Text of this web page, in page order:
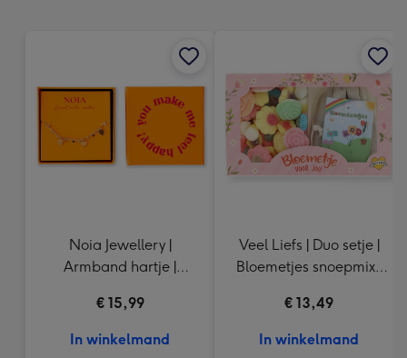
Noia Jewellery |
Armband hartje |
€ 15,99
In winkelmand
Veel Liefs | Duo setje |
Bloemetjes snoepmix |
€ 13,49
In winkelmand